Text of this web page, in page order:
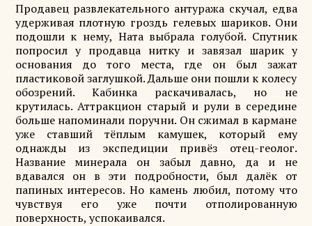
Продавец развлекательного антуража скучал, едва
удерживая плотную гроздь гелевых шариков. Они
подошли к нему, Ната выбрала голубой. Спутник
попросил у продавца нитку и завязал шарик у
основания до того места, где он был зажат
пластиковой заглушкой. Дальше они пошли к колесу
обозрений. Кабинка раскачивалась, но не
крутилась. Аттракцион старый и рули в середине
больше напоминали поручни. Он сжимал в кармане
уже ставший тёплым камушек, который ему
однажды из экспедиции привёз отец-геолог.
Название минерала он забыл давно, да и не
вдавался он в эти подробности, был далёк от
папиных интересов. Но камень любил, потому что
чувствуя его уже почти отполированную
поверхность, успокаивался.